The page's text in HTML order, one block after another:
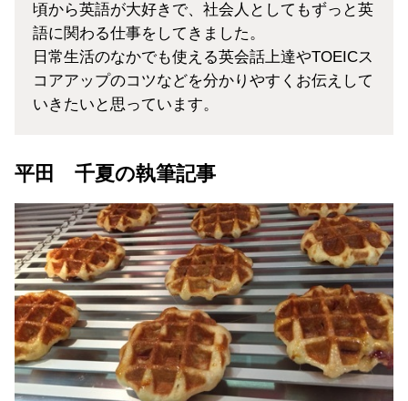
頃から英語が大好きで、社会人としてもずっと英
語に関わる仕事をしてきました。
日常生活のなかでも使える英会話上達やTOEICス
コアアップのコツなどを分かりやすくお伝えして
いきたいと思っています。
平田 千夏の執筆記事